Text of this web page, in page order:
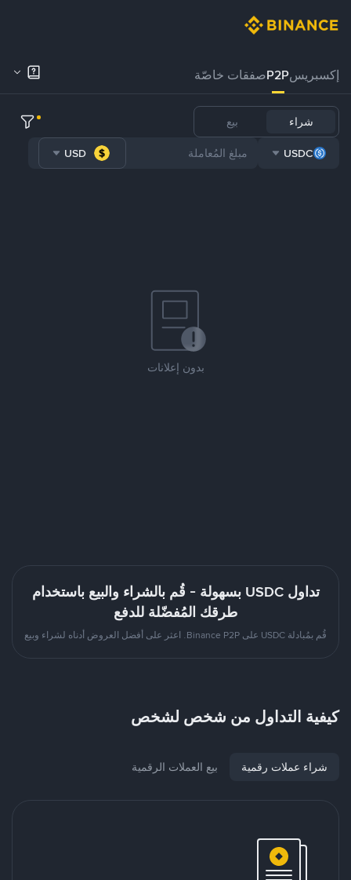
إكسبريسP2Pصفقات خاصّة
شراء بيع
USDC
USD
بدون إعلانات
تداول USDC بسهولة - قُم بالشراء والبيع باستخدام
طرقك المُفضّلة للدفع
قُم بمُبادلة USDC على Binance P2P. اعثر على أفضل العروض أدناه لشراء وبيع
كيفية التداول من شخص لشخص
شراء عملات رقمية بيع العملات الرقمية